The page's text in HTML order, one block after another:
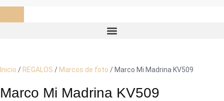
Inicio / REGALOS / Marcos de foto / Marco Mi Madrina KV509
Marco Mi Madrina KV509